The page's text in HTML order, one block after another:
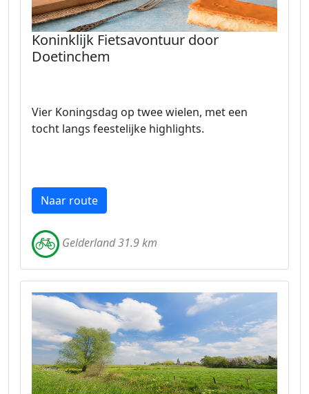
Koninklijk Fietsavontuur door
Doetinchem
Vier Koningsdag op twee wielen, met een
tocht langs feestelijke highlights.
Naar route
Gelderland 31.9 km